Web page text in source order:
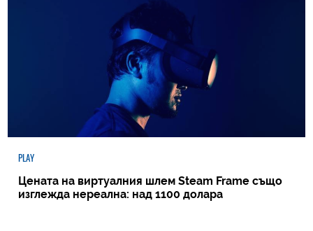
PLAY
Цената на виртуалния шлем Steam Frame също
изглежда нереална: над 1100 долара